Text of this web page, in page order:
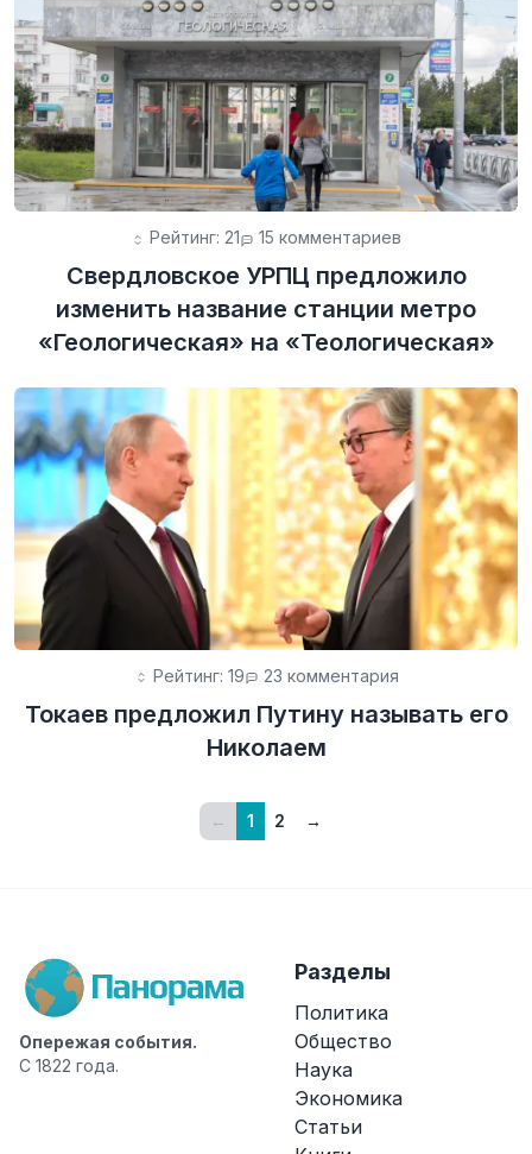
Рейтинг: 21 15 комментариев
Свердловское УРПЦ предложило
изменить название станции метро
«Геологическая» на «Теологическая»
Рейтинг: 19 23 комментария
Токаев предложил Путину называть его
Николаем
← 1 2 →
Опережая события.
С 1822 года.
Разделы
Политика
Общество
Наука
Экономика
Статьи